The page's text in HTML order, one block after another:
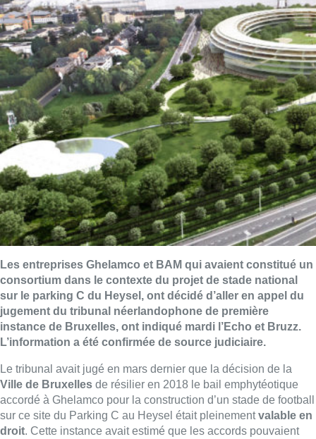
Les entreprises Ghelamco et BAM qui avaient constitué un
consortium dans le contexte du projet de stade national
sur le parking C du Heysel, ont décidé d’aller en appel du
jugement du tribunal néerlandophone de première
instance de Bruxelles, ont indiqué mardi l’Echo et Bruzz.
L’information a été confirmée de source judiciaire.
Le tribunal avait jugé en mars dernier que la décision de la
Ville de Bruxelles de résilier en 2018 le bail emphytéotique
accordé à Ghelamco pour la construction d’un stade de football
sur ce site du Parking C au Heysel était pleinementvalable en
droit. Cette instance avait estimé que les accords pouvaient